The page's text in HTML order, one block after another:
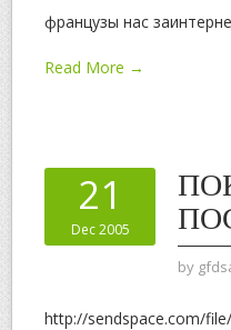
французы нас
Read More →
21
Dec 2005
by
http://sendspace.com/